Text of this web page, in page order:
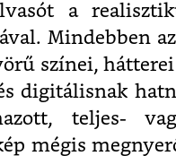
a
Mindebben
színei,
digitálisnak
teljes-
mégis